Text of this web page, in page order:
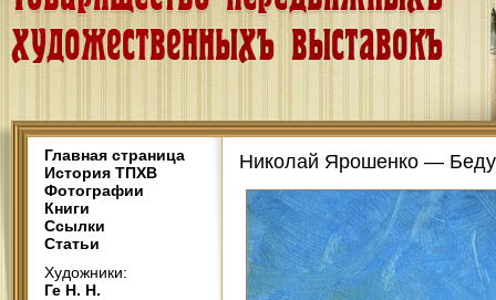
Главная страница
История ТПХВ
Фотографии
Книги
Ссылки
Статьи
Художники:
Ге Н. Н.
Николай Ярошенко —